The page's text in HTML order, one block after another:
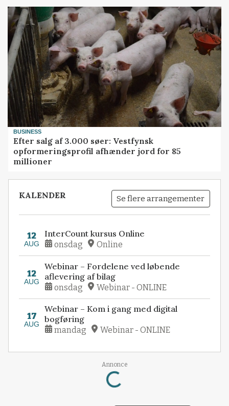
BUSINESS
Efter salg af 3.000 søer: Vestfynsk
opformeringsprofil afhænder jord for 85
millioner
KALENDER Se flere arrangementer
12
AUG
InterCount kursus Online
onsdag Online
12
AUG
Webinar – Fordelene ved løbende
aflevering af bilag
onsdag Webinar - ONLINE
17
AUG
Webinar – Kom i gang med digital
bogføring
mandag Webinar - ONLINE
Annonce
Loading...